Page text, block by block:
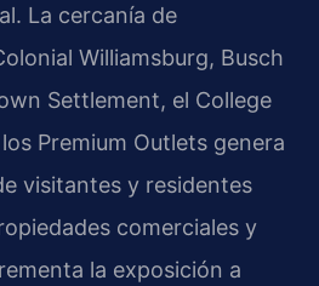
La cercanía de
Williamsburg, Busch
Settlement, el College
Premium Outlets genera
visitantes y residentes
comerciales y
la exposición a